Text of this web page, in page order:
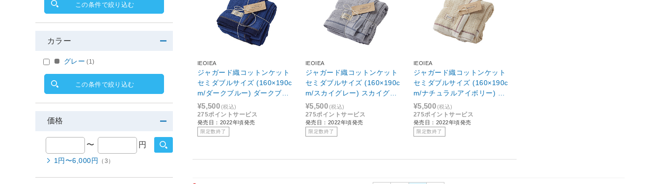
IEOIEA
ジャガード織コットンケット
セミダブルサイズ (160×190c
m/ダークブルー) ダークブル
ー ［160×190］
¥5,500(税込)
275ポイントサービス
発売日：2022年頃発売
限定数終了
IEOIEA
ジャガード織コットンケット
セミダブルサイズ (160×190c
m/スカイグレー) スカイグレ
ー
¥5,500(税込)
275ポイントサービス
発売日：2022年頃発売
限定数終了
IEOIEA
ジャガード織コットンケット
セミダブルサイズ (160×190c
m/ナチュラルアイボリー) ナ
チュラルアイボリー ［160×1
90］
¥5,500(税込)
275ポイントサービス
発売日：2022年頃発売
限定数終了
この条件で絞り込む
カラー
グレー (1)
この条件で絞り込む
価格
〜 円
1円〜6,000円 （3）